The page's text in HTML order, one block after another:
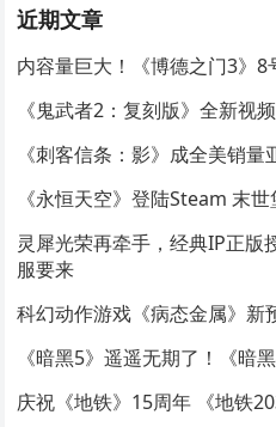
近期文章
内容量巨大！《博德之门3》
《鬼武者2：复刻版》全新视
《刺客信条：影》成全美销
《永恒天空》登陆Steam 末
灵犀光荣再牵手，经典IP正版
服要来
科幻动作游戏《病态金属》新
《暗黑5》遥遥无期了！《暗
庆祝《地铁》15周年 《地铁